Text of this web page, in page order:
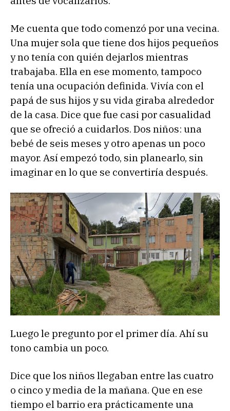
Me cuenta que todo comenzó por una vecina.
Una mujer sola que tiene dos hijos pequeños
y no tenía con quién dejarlos mientras
trabajaba. Ella en ese momento, tampoco
tenía una ocupación definida. Vivía con el
papá de sus hijos y su vida giraba alrededor
de la casa. Dice que fue casi por casualidad
que se ofreció a cuidarlos. Dos niños: una
bebé de seis meses y otro apenas un poco
mayor. Así empezó todo, sin planearlo, sin
imaginar en lo que se convertiría después.
Luego le pregunto por el primer día. Ahí su
tono cambia un poco.
Dice que los niños llegaban entre las cuatro
o cinco y media de la mañana. Que en ese
tiempo el barrio era prácticamente una